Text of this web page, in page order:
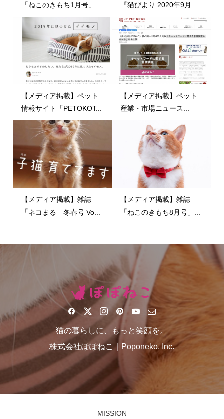
「ねこのきもち1月号」...
『猫びより 2020年9月...
【メディア掲載】ペット
情報サイト「PETOKOT...
【メディア掲載】ペット
産業・市場ニュース...
【メディア掲載】雑誌
「ネコまる 冬春号 Vo...
【メディア掲載】雑誌
「ねこのきもち8月号」...
猫の暮らしに、もっと笑顔を。
株式会社ぽぽねこ｜Poponeko, Inc.
MISSION